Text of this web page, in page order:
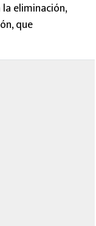
eliminación,
que